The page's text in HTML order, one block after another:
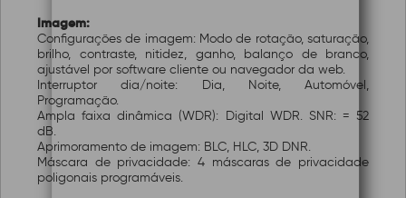
Imagem:
Configurações de imagem: Modo de rotação, saturação,
brilho, contraste, nitidez, ganho, balanço de branco,
ajustável por software cliente ou navegador da web.
Interruptor dia/noite: Dia, Noite, Automóvel,
Programação.
Ampla faixa dinâmica (WDR): Digital WDR. SNR: = 52
dB.
Aprimoramento de imagem: BLC, HLC, 3D DNR.
Máscara de privacidade: 4 máscaras de privacidade
poligonais programáveis.